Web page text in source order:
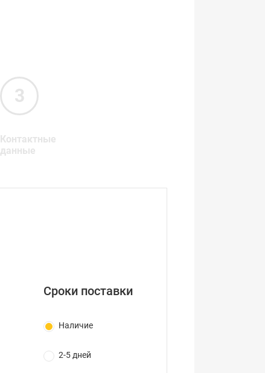
Контактные
данные
Сроки поставки
Наличие
2-5 дней